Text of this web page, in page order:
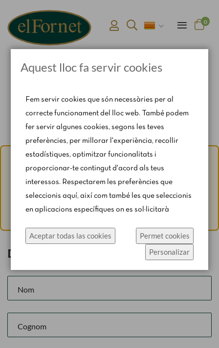
0
vacances, es restringeixen lleugerament els horaris i els
caps de setmana segons disponibilitat.
catering@rosendomila.com
Dades Personals
Aquest lloc fa servir cookies
Fem servir cookies que són necessàries per al
correcte funcionament del lloc web. També podem
fer servir algunes cookies, segons les teves
preferències, per millorar l'experiència, recollir
estadístiques, optimitzar funcionalitats i
proporcionar-te contingut d'acord als teus
interessos. Respectarem les preferències que
seleccionis aquí, així com també les que seleccionis
en aplicacions específiques on es sol·licitarà
Fes clic a Permet cookies per acceptar les cookies i
anar directament al lloc web o fes clic a
Configuració de cookies per veure els detalls dels
Més informació
Aceptar todas las cookies
Permet cookies
Personalizar